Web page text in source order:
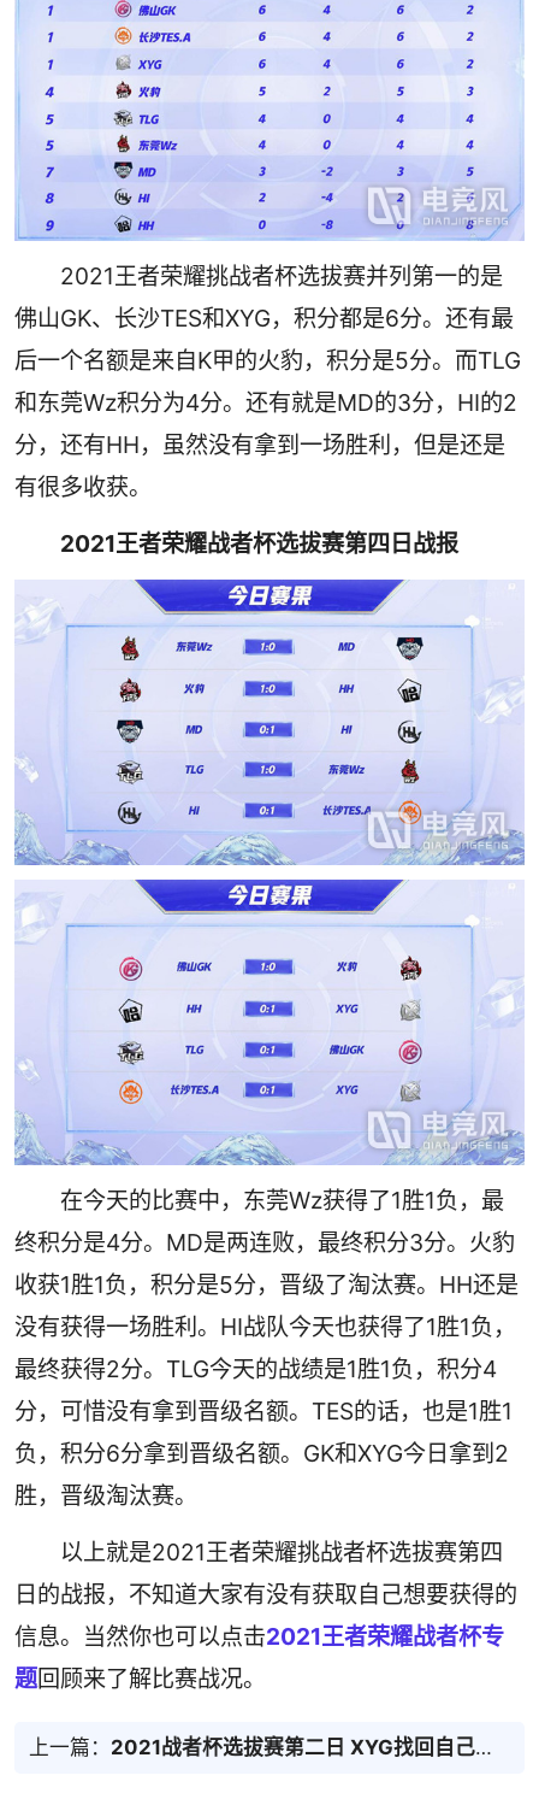
2021王者荣耀挑战者杯选拔赛并列第一的是
佛山GK、长沙TES和XYG，积分都是6分。还有最
后一个名额是来自K甲的火豹，积分是5分。而TLG
和东莞Wz积分为4分。还有就是MD的3分，HI的2
分，还有HH，虽然没有拿到一场胜利，但是还是
有很多收获。
2021王者荣耀战者杯选拔赛第四日战报
在今天的比赛中，东莞Wz获得了1胜1负，最
终积分是4分。MD是两连败，最终积分3分。火豹
收获1胜1负，积分是5分，晋级了淘汰赛。HH还是
没有获得一场胜利。HI战队今天也获得了1胜1负，
最终获得2分。TLG今天的战绩是1胜1负，积分4
分，可惜没有拿到晋级名额。TES的话，也是1胜1
负，积分6分拿到晋级名额。GK和XYG今日拿到2
胜，晋级淘汰赛。
以上就是2021王者荣耀挑战者杯选拔赛第四
日的战报，不知道大家有没有获取自己想要获得的
信息。当然你也可以点击2021王者荣耀战者杯专
题回顾来了解比赛战况。
上一篇： 2021战者杯选拔赛第二日 XYG找回自己的状态收获两连胜